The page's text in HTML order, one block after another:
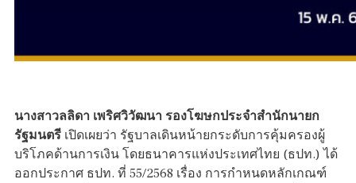
นางสาวลลิดา เพริศวิวัฒนา รองโฆษกประจำสำนักนายก
รัฐมนตรี เปิดเผยว่า รัฐบาลเดินหน้ายกระดับการคุ้มครองผู้
บริโภคด้านการเงิน โดยธนาคารแห่งประเทศไทย (ธปท.) ได้
ออกประกาศ ธปท. ที่ 55/2568 เรื่อง การกำหนดหลักเกณฑ์